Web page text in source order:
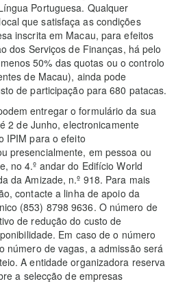
Portuguesa. Qualquer
que satisfaça as condições
inscrita em Macau, para efeitos
dos Serviços de Finanças, há pelo
50% das quotas ou o controlo
de Macau), ainda pode
de participação para 680 patacas.
entregar o formulário da sua
2 de Junho, electronicamente
IPIM para o efeito
presencialmente, em pessoa ou
no 4.º andar do Edifício World
da Amizade, n.º 918. Para mais
contacte a linha de apoio da
(853) 8798 9636. O número de
de redução do custo de
Em caso de o número
número de vagas, a admissão será
A entidade organizadora reserva
a selecção de empresas